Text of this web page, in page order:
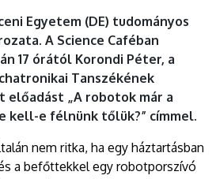
Egyetem (DE) tudományos
A Science Caféban
17 órától Korondi Péter, a
Tanszékének
„A robotok már a
kell-e félnünk tőlük?” címmel.
nem ritka, ha egy háztartásban
a befőttekkel egy robotporszívó